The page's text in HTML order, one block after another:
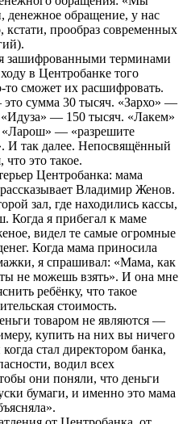
денежное обращение, у нас
прообраз современных
зашифрованными терминами
в Центробанке того
сможет их расшифровать.
сумма 30 тысяч. «Зархо» —
— 150 тысяч. «Лакем»
— «разрешите
И так далее. Непосвящённый
что это такое.
Центробанка: мама
Владимир Женов.
зал, где находились кассы,
Когда я прибегал к маме
видел те самые огромные
Когда мама приносила
я спрашивал: «Мама, как
не можешь взять». И она мне
ребёнку, что такое
стоимость.
товаром не являются —
купить на них вы ничего
стал директором банка,
водил всех
они поняли, что деньги
бумаги, и именно это мама